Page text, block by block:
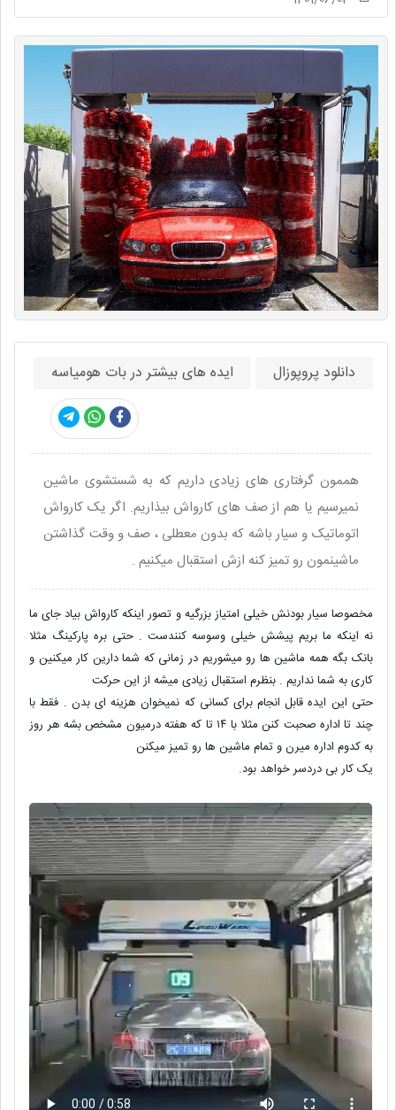
دانلود پروپوزال ایده های بیشتر در بات هومیاسه
هممون گرفتاری های زیادی داریم که به شستشوی ماشین
نمیرسیم یا هم از صف های کارواش بیذاریم. اگر یک کارواش
اتوماتیک و سیار باشه که بدون معطلی ، صف و وقت گذاشتن
ماشینمون رو تمیز کنه ازش استقبال میکنیم .
مخصوصا سیار بودنش خیلی امتیاز بزرگیه و تصور اینکه کارواش بیاد جای ما
نه اینکه ما بریم پیشش خیلی وسوسه کنندست . حتی بره پارکینگ مثلا
بانک بگه همه ماشین ها رو میشوریم در زمانی که شما دارین کار میکنین و
کاری به شما نداریم . بنظرم استقبال زیادی میشه از این حرکت
حتی این ایده قابل انجام برای کسانی که نمیخوان هزینه ای بدن . فقط با
چند تا اداره صحبت کنن مثلا با ۱۴ تا که هفته درمیون مشخص بشه هر روز
به کدوم اداره میرن و تمام ماشین ها رو تمیز میکنن
یک کار بی دردسر خواهد بود.